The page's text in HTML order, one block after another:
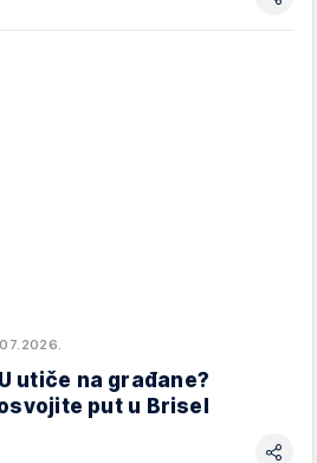
utiče na građane?
put u Brisel